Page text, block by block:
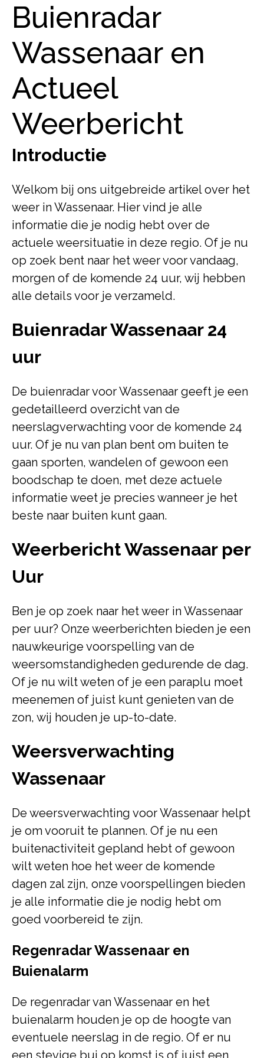
Buienradar
Wassenaar en
Actueel
Weerbericht
Introductie
Welkom bij ons uitgebreide artikel over het
weer in Wassenaar. Hier vind je alle
informatie die je nodig hebt over de
actuele weersituatie in deze regio. Of je nu
op zoek bent naar het weer voor vandaag,
morgen of de komende 24 uur, wij hebben
alle details voor je verzameld.
Buienradar Wassenaar 24
uur
De buienradar voor Wassenaar geeft je een
gedetailleerd overzicht van de
neerslagverwachting voor de komende 24
uur. Of je nu van plan bent om buiten te
gaan sporten, wandelen of gewoon een
boodschap te doen, met deze actuele
informatie weet je precies wanneer je het
beste naar buiten kunt gaan.
Weerbericht Wassenaar per
Uur
Ben je op zoek naar het weer in Wassenaar
per uur? Onze weerberichten bieden je een
nauwkeurige voorspelling van de
weersomstandigheden gedurende de dag.
Of je nu wilt weten of je een paraplu moet
meenemen of juist kunt genieten van de
zon, wij houden je up-to-date.
Weersverwachting
Wassenaar
De weersverwachting voor Wassenaar helpt
je om vooruit te plannen. Of je nu een
buitenactiviteit gepland hebt of gewoon
wilt weten hoe het weer de komende
dagen zal zijn, onze voorspellingen bieden
je alle informatie die je nodig hebt om
goed voorbereid te zijn.
Regenradar Wassenaar en
Buienalarm
De regenradar van Wassenaar en het
buienalarm houden je op de hoogte van
eventuele neerslag in de regio. Of er nu
een stevige bui op komst is of juist een